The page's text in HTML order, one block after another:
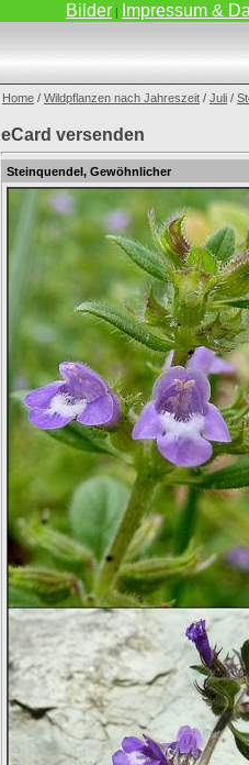
Bilder | Impressum &
Home / Wildpflanzen nach Jahreszeit / Juli /
eCard versenden
Steinquendel, Gewöhnlicher